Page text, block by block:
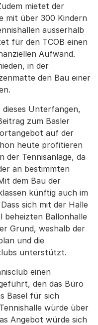
mietet der
mit über 300 Kindern
ausserhalb
für den TCOB einen
Aufwand.
in der
den Bau einer
Unterfangen,
zum Basler
auf der
heute profitieren
der Tennisanlage, da
an bestimmten
dem Bau der
künftig auch im
sich mit der Halle
beheizten Ballonhalle
Grund, weshalb der
und die
unterstützt.
einen
den das Büro
Basel für sich
würde über
Angebot würde sich